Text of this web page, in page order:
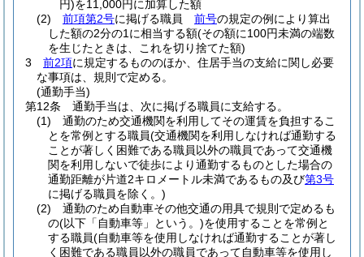
円)を11,000円に加算した額
(2)
前項第2号に掲げる職員 前号の規定の例により算出
した額の2分の1に相当する額(その額に100円未満の端数
を生じたときは、これを切り捨てた額)
3
前2項に規定するもののほか、住居手当の支給に関し必要
な事項は、規則で定める。
(通勤手当)
第12条
通勤手当は、次に掲げる職員に支給する。
(1)
通勤のため交通機関を利用してその運賃を負担するこ
とを常例とする職員(交通機関を利用しなければ通勤する
ことが著しく困難である職員以外の職員であって交通機
関を利用しないで徒歩により通勤するものとした場合の
通勤距離が片道2キロメートル未満であるもの及び第3号
に掲げる職員を除く。)
(2)
通勤のため自動車その他交通の用具で規則で定めるも
の(以下「自動車等」という。)を使用することを常例と
する職員(自動車等を使用しなければ通勤することが著し
く困難である職員以外の職員であって自動車等を使用し